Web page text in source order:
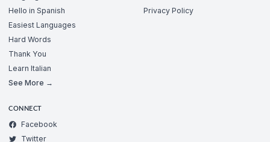
Hello in Spanish
Easiest Languages
Hard Words
Thank You
Learn Italian
See More →
Privacy Policy
CONNECT
Facebook
Twitter